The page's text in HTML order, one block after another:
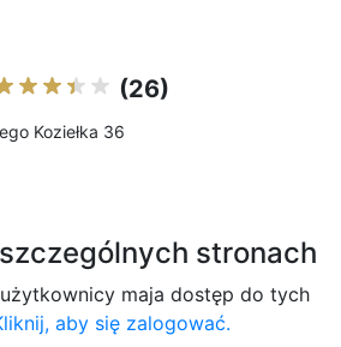
(26)
Koziełka 36
stronach
maja dostęp do tych
aby się zalogować.